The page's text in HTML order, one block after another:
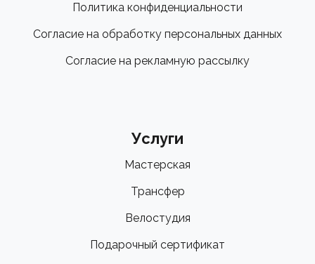
Политика конфиденциальности
Согласие на обработку персональных данных
Согласие на рекламную рассылку
Услуги
Мастерская
Трансфер
Велостудия
Подарочный сертификат